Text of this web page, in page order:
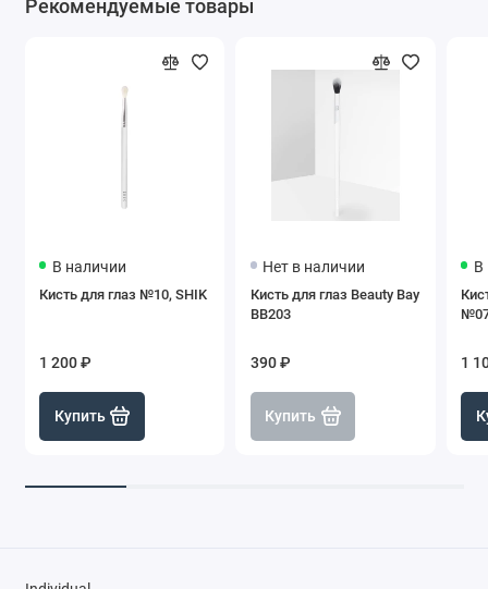
Рекомендуемые товары
В наличии
Кисть для глаз №10, SHIK
1 200 ₽
Купить
Нет в наличии
Кисть для глаз Beauty Bay
BB203
390 ₽
Купить
В
1